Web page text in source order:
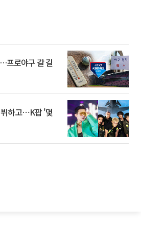
프로야구 갈 길
뷔하고⋯K팝 '몇